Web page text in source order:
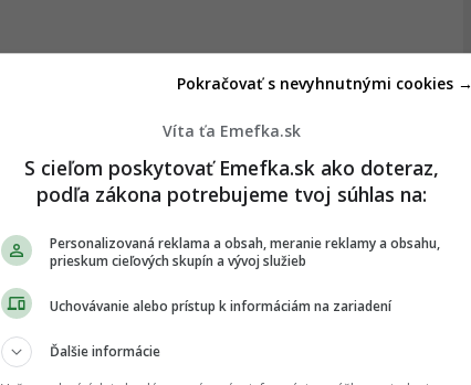
Víta ťa Emefka.sk
S cieľom poskytovať Emefka.sk ako doteraz,
podľa zákona potrebujeme tvoj súhlas na:
Personalizovaná reklama a obsah, meranie reklamy a obsahu,
prieskum cieľových skupín a vývoj služieb
Uchovávanie alebo prístup k informáciám na zariadení
Ďalšie informácie
Pokračovať s nevyhnutnými cookies →